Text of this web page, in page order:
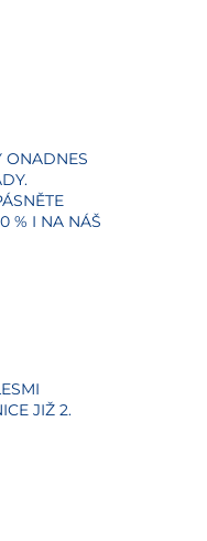
ONADNES
% I NA NÁŠ
JIŽ 2.